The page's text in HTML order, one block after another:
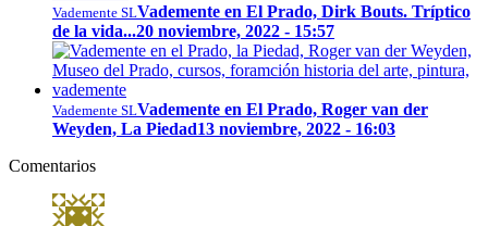
Vademente SLVademente en El Prado, Dirk Bouts. Tríptico
de la vida...20 noviembre, 2022 - 15:57
Vademente SLVademente en El Prado, Roger van der
Weyden, La Piedad13 noviembre, 2022 - 16:03
Comentarios